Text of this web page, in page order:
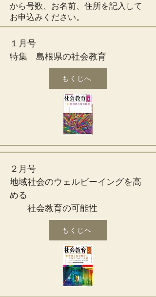
から号数、お名前、住所を記入して
お申込みください。
１月号
特集 島根県の社会教育
もくじへ
２月号
地域社会のウェルビーイングを高
める
社会教育の可能性
もくじへ